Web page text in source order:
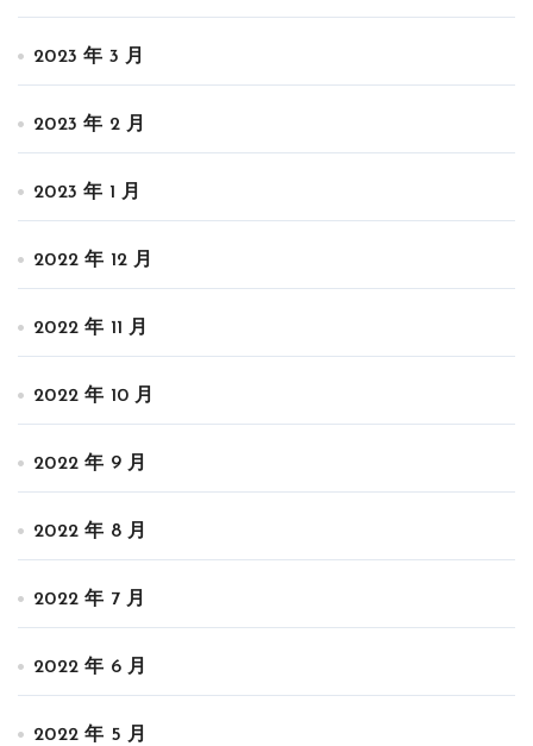
2023 年 3 月
2023 年 2 月
2023 年 1 月
2022 年 12 月
2022 年 11 月
2022 年 10 月
2022 年 9 月
2022 年 8 月
2022 年 7 月
2022 年 6 月
2022 年 5 月